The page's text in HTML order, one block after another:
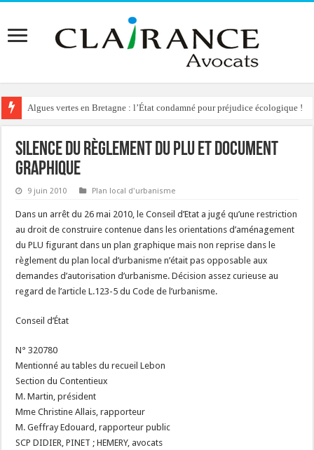
Algues vertes en Bretagne : l’État condamné pour préjudice écologique !
Silence du règlement du PLU et document
graphique
9 juin 2010 Plan local d'urbanisme
Dans un arrêt du 26 mai 2010, le Conseil d’Etat a jugé qu’une restriction
au droit de construire contenue dans les orientations d’aménagement
du PLU figurant dans un plan graphique mais non reprise dans le
règlement du plan local d’urbanisme n’était pas opposable aux
demandes d’autorisation d’urbanisme. Décision assez curieuse au
regard de l’article L.123-5 du Code de l’urbanisme.
Conseil d’État
N° 320780
Mentionné au tables du recueil Lebon
Section du Contentieux
M. Martin, président
Mme Christine Allais, rapporteur
M. Geffray Edouard, rapporteur public
SCP DIDIER, PINET ; HEMERY, avocats